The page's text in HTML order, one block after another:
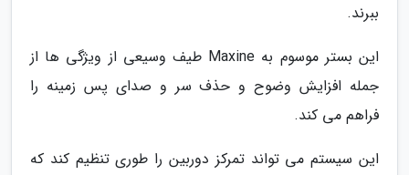
ببرند.
این بستر موسوم به Maxine طیف وسیعی از ویژگی ها از
جمله افزایش وضوح و حذف سر و صدای پس زمینه را
فراهم می کند.
این سیستم می تواند تمرکز دوربین را طوری تنظیم کند که